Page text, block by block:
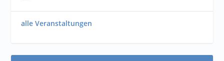
alle Veranstaltungen